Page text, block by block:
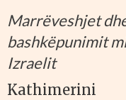
Marrëveshjet
bashkëpunimit
Izraelit
Kathimerini